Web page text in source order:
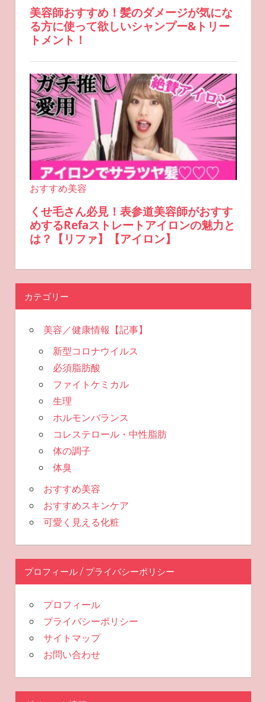
カテゴリー
美容／健康情報【記事】
新型コロナウイルス
必須脂肪酸
ファイトケミカル
生理
ホルモンバランス
コレステロール・中性脂肪
体の調子
体臭
おすすめ美容
おすすめスキンケア
可愛く見える化粧
プロフィール / プライバシーポリシー
プロフィール
プライバシーポリシー
サイトマップ
お問い合わせ